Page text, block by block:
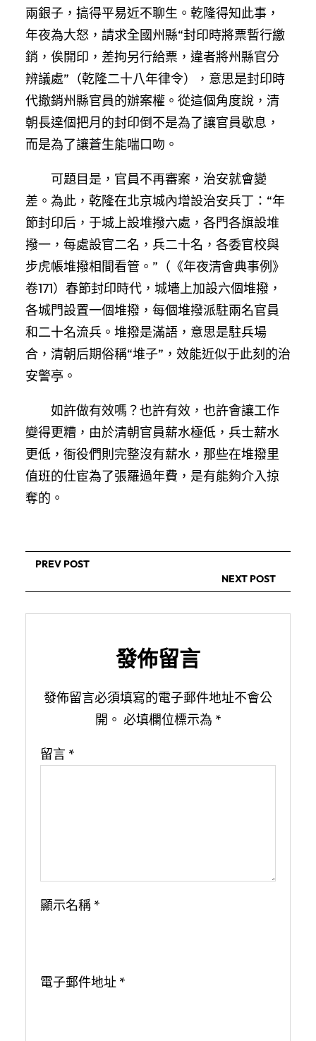
兩銀子，搞得平易近不聊生。乾隆得知此事，
年夜為大怒，請求全國州縣“封印時將票暫行繳
銷，俟開印，差拘另行給票，違者將州縣官分
辨議處”（乾隆二十八年律令），意思是封印時
代撤銷州縣官員的辦案權。從這個角度說，清
朝長達個把月的封印倒不是為了讓官員歇息，
而是為了讓蒼生能喘口吻。
可題目是，官員不再審案，治安就會變
差。為此，乾隆在北京城內增設治安兵丁：“年
節封印后，于城上設堆撥六處，各門各旗設堆
撥一，每處設官二名，兵二十名，各委官校與
步虎帳堆撥相間看管。”（《年夜清會典事例》
卷171）春節封印時代，城墻上加設六個堆撥，
各城門設置一個堆撥，每個堆撥派駐兩名官員
和二十名流兵。堆撥是滿語，意思是駐兵場
合，清朝后期俗稱“堆子”，效能近似于此刻的治
安警亭。
如許做有效嗎？也許有效，也許會讓工作
變得更糟，由於清朝官員薪水極低，兵士薪水
更低，衙役們則完整沒有薪水，那些在堆撥里
值班的仕宦為了張羅過年費，是有能夠介入掠
奪的。
PREV POST
NEXT POST
發佈留言
發佈留言必須填寫的電子郵件地址不會公
開。 必填欄位標示為 *
留言 *
顯示名稱 *
電子郵件地址 *